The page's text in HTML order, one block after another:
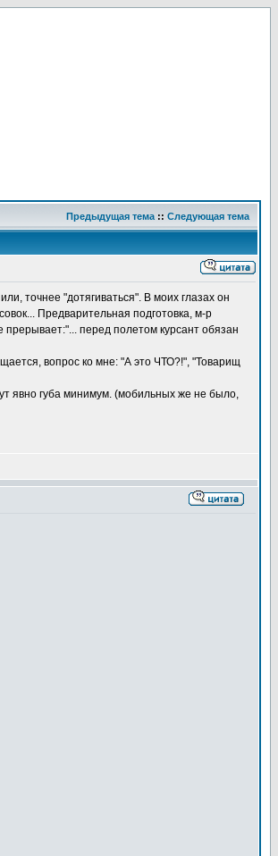
Предыдущая тема :: Следующая тема
точнее "дотягиваться". В моих глазах он
Предварительная подготовка, м-р
прерывает:"... перед полетом курсант обязан
вопрос ко мне: "А это ЧТО?!", "Товарищ
явно губа минимум. (мобильных же не было,